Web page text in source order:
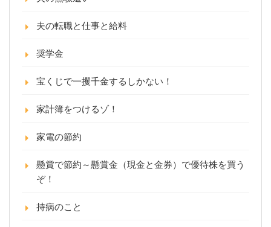
夫の転職と仕事と給料
奨学金
宝くじで一攫千金するしかない！
家計簿をつけるゾ！
家電の節約
懸賞で節約～懸賞金（現金と金券）で優待株を買う
ぞ！
持病のこと